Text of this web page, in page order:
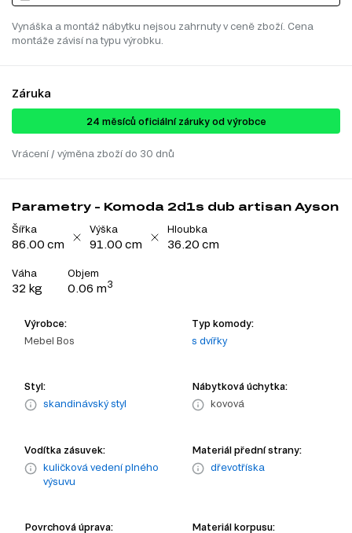
Vynáška a montáž nábytku nejsou zahrnuty v ceně zboží. Cena
montáže závisí na typu výrobku.
Záruka
24 ​​​​měsíců oficiální záruky od výrobce
Vrácení / výměna zboží do 30 dnů
Parametry - Komoda 2d1s dub artisan Ayson
Šířka
86.00 cm
Výška
91.00 cm
Hloubka
36.20 cm
Váha
32 kg
Objem
0.06 m3
Výrobce:
Mebel Bos
Typ komody:
s dvířky
Styl:
skandinávský styl
Nábytková úchytka:
kovová
Vodítka zásuvek:
kuličková vedení plného
výsuvu
Materiál přední strany:
dřevotříska
Povrchová úprava: Materiál korpusu: